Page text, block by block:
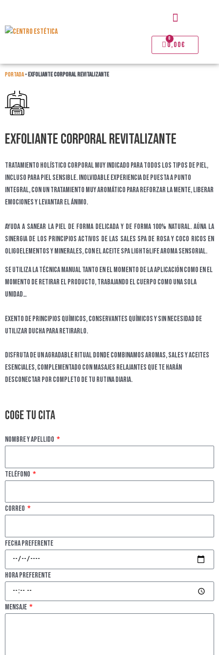
contenido
Menú
0,00€
0
Carrito
Portada»EXFOLIANTE CORPORAL REVITALIZANTE
EXFOLIANTE CORPORAL REVITALIZANTE
Tratamiento Holístico Corporal muy indicado para todos los tipos de piel,
incluso para piel sensible. Inolvidable experiencia de puesta a punto
integral, con un tratamiento muy aromático para reforzar la mente, liberar
emociones y levantar el ánimo.
Ayuda a sanear la piel de forma delicada y de forma 100% natural. Aúna la
sinergia de los principios activos de las Sales Spa de Rosa y Coco ricos en
oligoelementos y minerales, con el Aceite Spa LIGHT&LIFE aroma sensorial.
Se utiliza la técnica manual tanto en el momento de la aplicación como en el
momento de retirar el producto, trabajando el cuerpo como una sola
unidad…
Exento de principios químicos, conservantes químicos y sin necesidad de
utilizar ducha para retirarlo.
Disfruta de un agradable ritual donde combinamos aromas, sales y aceites
esenciales, complementado con masajes relajantes que te harán
desconectar por completo de tu rutina diaria.
Coge tu cita
Nombre y apellido
Teléfono
Correo
Fecha Preferente
Hora Preferente
Mensaje